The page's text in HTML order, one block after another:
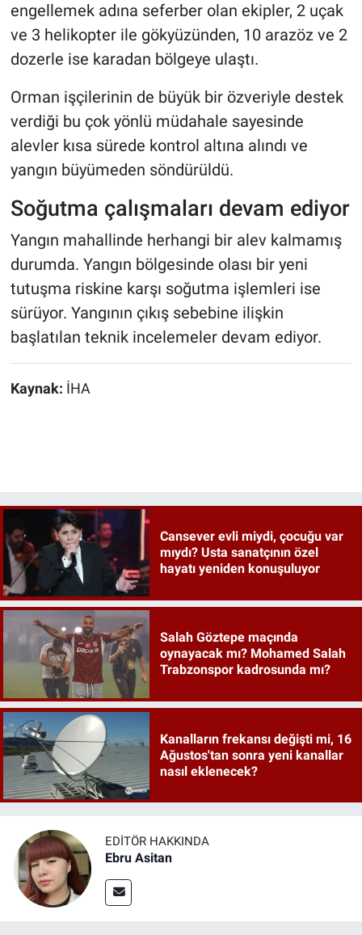
engellemek adına seferber olan ekipler, 2 uçak
ve 3 helikopter ile gökyüzünden, 10 arazöz ve 2
dozerle ise karadan bölgeye ulaştı.
Orman işçilerinin de büyük bir özveriyle destek
verdiği bu çok yönlü müdahale sayesinde
alevler kısa sürede kontrol altına alındı ve
yangın büyümeden söndürüldü.
Soğutma çalışmaları devam ediyor
Yangın mahallinde herhangi bir alev kalmamış
durumda. Yangın bölgesinde olası bir yeni
tutuşma riskine karşı soğutma işlemleri ise
sürüyor. Yangının çıkış sebebine ilişkin
başlatılan teknik incelemeler devam ediyor.
Kaynak: İHA
Cansever evli miydi, çocuğu var
mıydı? Usta sanatçının özel
hayatı yeniden konuşuluyor
Salah Göztepe maçında
oynayacak mı? Mohamed Salah
Trabzonspor kadrosunda mı?
Kanalların frekansı değişti mi, 16
Ağustos'tan sonra yeni kanallar
nasıl eklenecek?
EDITÖR HAKKINDA
Ebru Asitan